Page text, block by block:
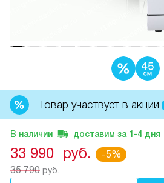
Товар участвует в акции
В наличии доставим за 1-4 дня
33 990 руб.
-5%
35 790 руб.